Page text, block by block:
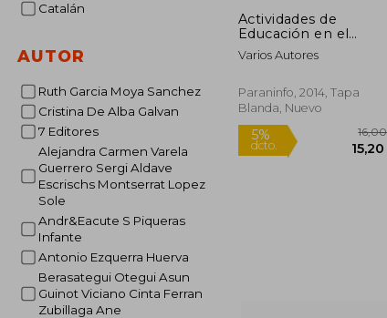
Catalán
AUTOR
Ruth Garcia Moya Sanchez
Cristina De Alba Galvan
7 Editores
Alejandra Carmen Varela
Guerrero Sergi Aldave
Escrischs Montserrat Lopez
Sole
Andr&Eacute S Piqueras
Infante
Antonio Ezquerra Huerva
Berasategui Otegui Asun
Guinot Viciano Cinta Ferran
Zubillaga Ane
Actividades de
Educación en el
Tiempo Libre Infantil
y Juvenil. Certificados
Dinamización de
Actividades de
Infantil y Juvenil
Varios Autores
Paraninfo, 2014, Tapa
Blanda, Nuevo